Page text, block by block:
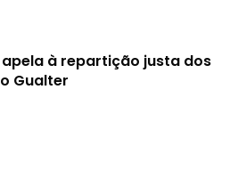
à repartição justa dos
Gualter